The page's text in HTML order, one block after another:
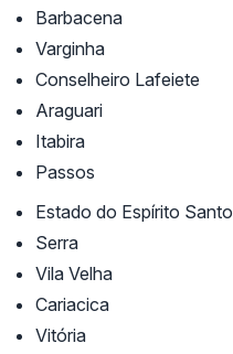
Barbacena
Varginha
Conselheiro Lafeiete
Araguari
Itabira
Passos
Estado do Espírito Santo
Serra
Vila Velha
Cariacica
Vitória